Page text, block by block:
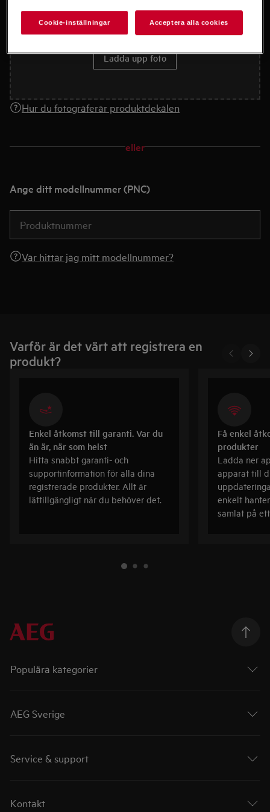
Ange ditt modellnummer (PNC)
Var hittar jag mitt modellnummer?
eller
Dra och släpp foto här eller
Ladda upp foto
Hur du fotograferar produktdekalen
Varför är det värt att registrera en
produkt?
Enkel åtkomst till garanti. Var du
än är, när som helst
Hitta snabbt garanti- och
supportinformation för alla dina
registrerade produkter. Allt är
lättillgängligt när du behöver det.
Få enkel
produkter
Ladda ner
apparat till
enkelt
samlat på
Populära kategorier
AEG Sverige
Service & support
Kontakt
Cookie-inställningar Acceptera alla cookies